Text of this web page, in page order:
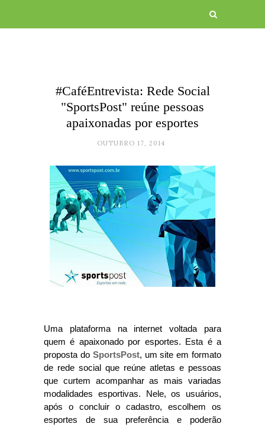
#CaféEntrevista: Rede Social
"SportsPost" reúne pessoas
apaixonadas por esportes
OUTUBRO 17, 2014
Uma plataforma na internet voltada para
quem é apaixonado por esportes. Esta é a
proposta do SportsPost, um site em formato
de rede social que reúne atletas e pessoas
que curtem acompanhar as mais variadas
modalidades esportivas. Nele, os usuários,
após o concluir o cadastro, escolhem os
esportes de sua preferência e poderão